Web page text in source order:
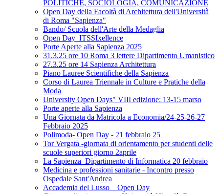
POLITICHE, SOCIOLOGIA, COMUNICAZIONE
Open Day della Facoltà di Architettura dell'Università
di Roma "Sapienza"
Bando/ Scuola dell'Arte della Medaglia
Open Day_ITSSIxellence
Porte Aperte alla Sapienza 2025
31.3.25 ore 10 Roma 3 lettere Dipartimento Umanistico
27.3.25 ore 14 Sapienza Architettura
Piano Lauree Scientifiche della Sapienza
Corso di Laurea Triennale in Culture e Pratiche della
Moda
University Open Days" VIII edizione: 13-15 marso
Porte aperte alla Sapienza
Una Giornata da Matricola a Economia/24-25-26-27
Febbraio 2025
Polimoda- Open Day - 21 febbraio 25
Tor Vergata -giornata di orientamento per studenti delle
scuole superiori giorno 2aprile
La Sapienza_Dipartimento di Informatica 20 febbraio
Medicina e professioni sanitarie - Incontro presso
Ospedale Sant'Andrea
Accademia del Lusso _ Open Day